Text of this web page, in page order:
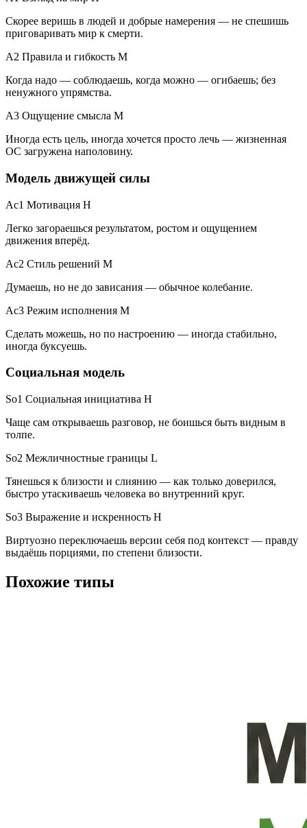
Скорее веришь в людей и добрые намерения — не спешишь
приговаривать мир к смерти.
A2 Правила и гибкость M
Когда надо — соблюдаешь, когда можно — огибаешь; без
ненужного упрямства.
A3 Ощущение смысла M
Иногда есть цель, иногда хочется просто лечь — жизненная
ОС загружена наполовину.
Модель движущей силы
Ac1 Мотивация H
Легко загораешься результатом, ростом и ощущением
движения вперёд.
Ac2 Стиль решений M
Думаешь, но не до зависания — обычное колебание.
Ac3 Режим исполнения M
Сделать можешь, но по настроению — иногда стабильно,
иногда буксуешь.
Социальная модель
So1 Социальная инициатива H
Чаще сам открываешь разговор, не боишься быть видным в
толпе.
So2 Межличностные границы L
Тянешься к близости и слиянию — как только доверился,
быстро утаскиваешь человека во внутренний круг.
So3 Выражение и искренность H
Виртуозно переключаешь версии себя под контекст — правду
выдаёшь порциями, по степени близости.
Похожие типы